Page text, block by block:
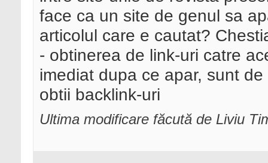
face ca un site de genul sa
articolul care e cautat?
- obtinerea de link-uri catre
imediat dupa ce apar, sunt
obtii backlink-uri
Ultima modificare făcută de Liviu